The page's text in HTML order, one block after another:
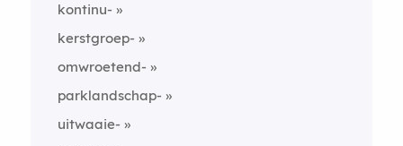
kontinu-
kerstgroep-
omwroetend-
parklandschap-
uitwaaie-